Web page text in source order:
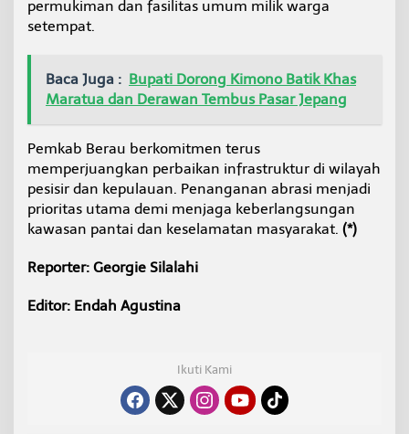
permukiman dan fasilitas umum milik warga
setempat.
Baca Juga : Bupati Dorong Kimono Batik Khas
Maratua dan Derawan Tembus Pasar Jepang
Pemkab Berau berkomitmen terus
memperjuangkan perbaikan infrastruktur di wilayah
pesisir dan kepulauan. Penanganan abrasi menjadi
prioritas utama demi menjaga keberlangsungan
kawasan pantai dan keselamatan masyarakat. (*)
Reporter: Georgie Silalahi
Editor: Endah Agustina
Ikuti Kami